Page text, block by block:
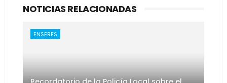
NOTICIAS RELACIONADAS
ENSERES